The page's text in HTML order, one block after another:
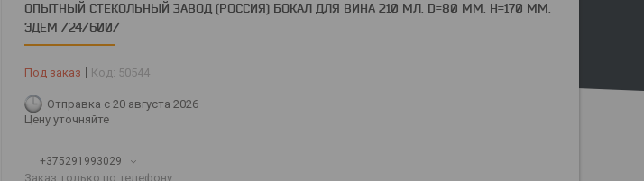
ОПЫТНЫЙ СТЕКОЛЬНЫЙ ЗАВОД (РОССИЯ) БОКАЛ ДЛЯ ВИНА 210 МЛ. D=80 ММ. H=170 ММ.
ЭДЕМ /24/600/
Под заказ Код: 50544
Отправка с 20 августа 2026
Цену уточняйте
+375291993029
Заказ только по телефону